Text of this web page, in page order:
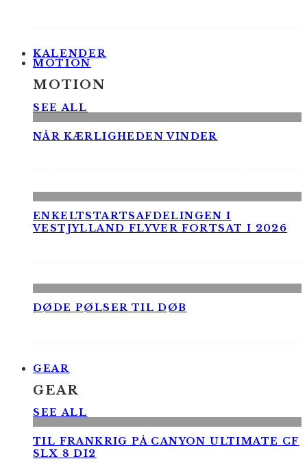
KALENDER
MOTION
MOTION
SEE ALL
NÅR KÆRLIGHEDEN VINDER
ENKELTSTARTSAFDELINGEN I
VESTJYLLAND FLYVER FORTSAT I 2026
DØDE PØLSER TIL DØB
GEAR
GEAR
SEE ALL
TIL FRANKRIG PÅ CANYON ULTIMATE CF
SLX 8 DI2